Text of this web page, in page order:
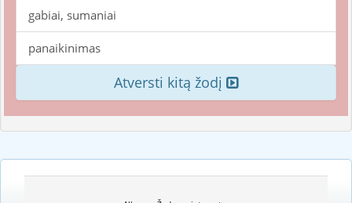
gabiai, sumaniai
panaikinimas
Atversti kitą žodį